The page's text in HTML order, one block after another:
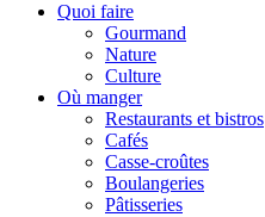
Quoi faire
Gourmand
Nature
Culture
Où manger
Restaurants et bistros
Cafés
Casse-croûtes
Boulangeries
Pâtisseries